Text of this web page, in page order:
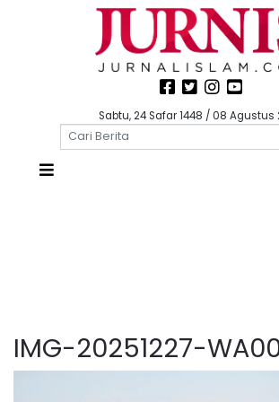
Sabtu, 24 Safar 1448 / 08 Agustus
IMG-20251227-